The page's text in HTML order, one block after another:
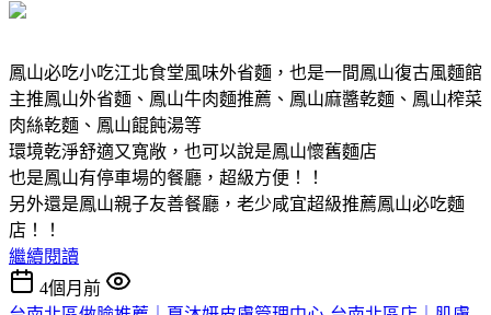
鳳山必吃小吃江北食堂風味外省麵，也是一間鳳山復古風麵館
主推鳳山外省麵、鳳山牛肉麵推薦、鳳山麻醬乾麵、鳳山榨菜
肉絲乾麵、鳳山餛飩湯等
環境乾淨舒適又寬敞，也可以說是鳳山懷舊麵店
也是鳳山有停車場的餐廳，超級方便！！
另外還是鳳山親子友善餐廳，老少咸宜超級推薦鳳山必吃麵
店！！
繼續閱讀
4個月前